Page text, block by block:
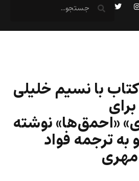
با نسیم خلیلی
«احمق‌ها» نوشته
ترجمه فواد